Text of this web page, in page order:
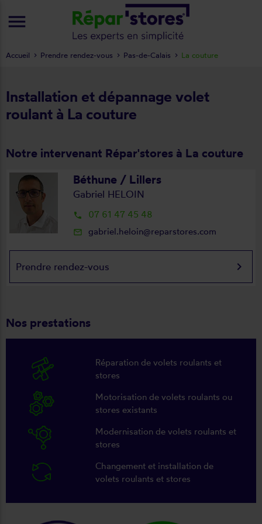
Installation et dépannage volet
roulant à La couture
Notre intervenant Répar'stores à La couture
Béthune / Lillers
Gabriel HELOIN
local_phone 07 61 47 45 48
mail_outline gabriel.heloin@reparstores.com
Prendre rendez-vous keyboard_arrow_right
Nos prestations
Réparation de volets roulants et
stores
Motorisation de volets roulants ou
stores existants
Modernisation de volets roulants et
stores
Changement et installation de
volets roulants et stores
Accueil Prendre rendez-vous Pas-de-Calais La couture
menu